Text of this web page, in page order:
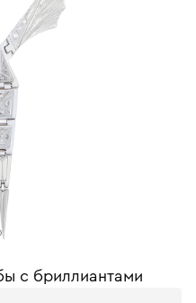
c бриллиантами